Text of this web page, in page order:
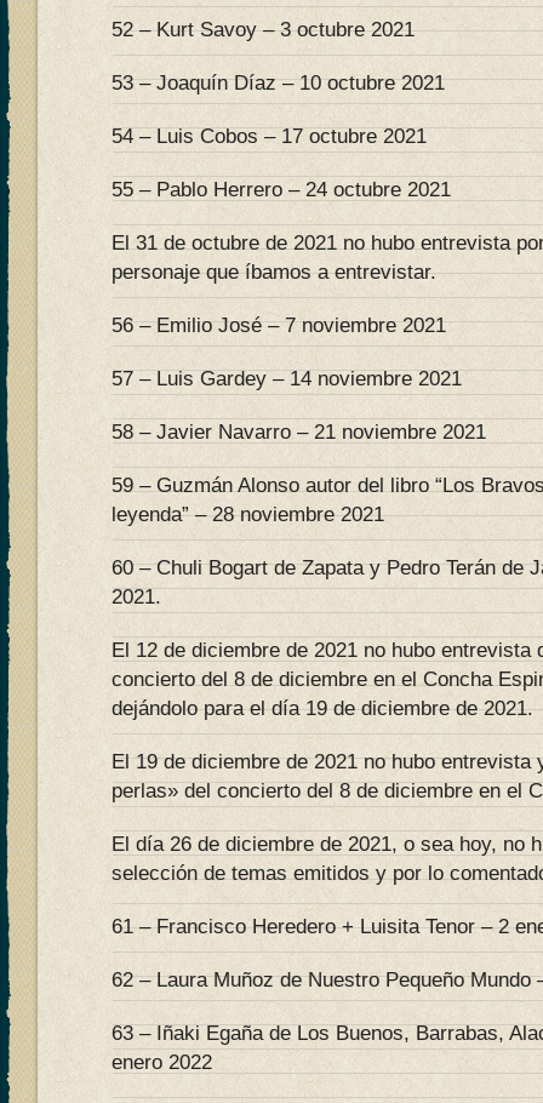
52 – Kurt Savoy – 3 octubre 2021
53 – Joaquín Díaz – 10 octubre 2021
54 – Luis Cobos – 17 octubre 2021
55 – Pablo Herrero – 24 octubre 2021
El 31 de octubre de 2021 no hubo entrevista
personaje que íbamos a entrevistar.
56 – Emilio José – 7 noviembre 2021
57 – Luis Gardey – 14 noviembre 2021
58 – Javier Navarro – 21 noviembre 2021
59 – Guzmán Alonso autor del libro “Los
leyenda” – 28 noviembre 2021
60 – Chuli Bogart de Zapata y Pedro Terán de
2021.
El 12 de diciembre de 2021 no hubo entrevista
concierto del 8 de diciembre en el Concha
dejándolo para el día 19 de diciembre de 2021.
El 19 de diciembre de 2021 no hubo entrevista
perlas» del concierto del 8 de diciembre en el
El día 26 de diciembre de 2021, o sea hoy, no
selección de temas emitidos y por lo
61 – Francisco Heredero + Luisita Tenor – 2
62 – Laura Muñoz de Nuestro Pequeño Mundo
63 – Iñaki Egaña de Los Buenos, Barrabas,
enero 2022